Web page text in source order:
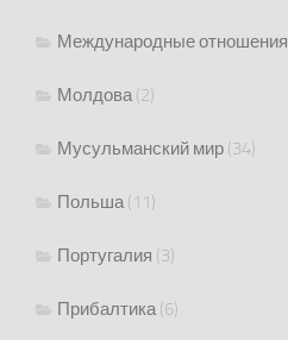
Международные отношения
Молдова(2)
Мусульманский мир (34)
Польша(11)
Португалия (3)
Прибалтика(6)